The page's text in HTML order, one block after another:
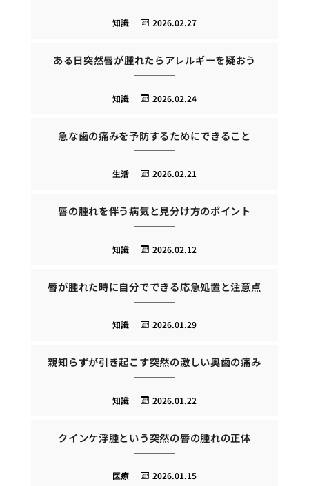
2026.02.27
知識
ある日突然唇が腫れたらアレルギーを疑おう
2026.02.24
知識
急な歯の痛みを予防するためにできること
2026.02.21
生活
唇の腫れを伴う病気と見分け方のポイント
2026.02.12
知識
唇が腫れた時に自分でできる応急処置と注意点
2026.01.29
知識
親知らずが引き起こす突然の激しい奥歯の痛み
2026.01.22
知識
クインケ浮腫という突然の唇の腫れの正体
2026.01.15
医療